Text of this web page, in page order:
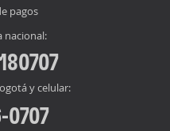
pagos
nacional:
y celular:
0707